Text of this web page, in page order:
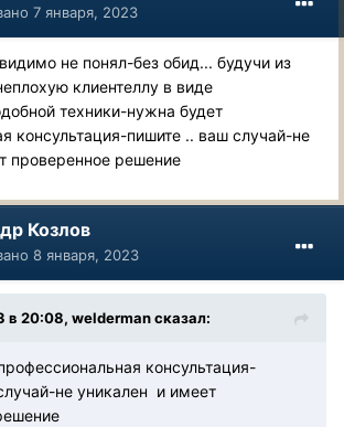
7 января, 2023
не понял-без обид... будучи из
клиентеллу в виде
техники-нужна будет
консультация-пишите .. ваш случай-не
проверенное решение
Козлов
8 января, 2023
в 20:08, weldermanсказал:
консультация-
не уникален и имеет